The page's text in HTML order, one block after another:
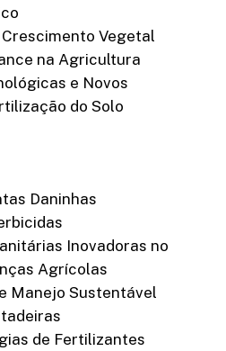
Vegetal
na Agricultura
e Novos
do Solo
Daninhas
Inovadoras no
Agrícolas
Manejo Sustentável
de Fertilizantes